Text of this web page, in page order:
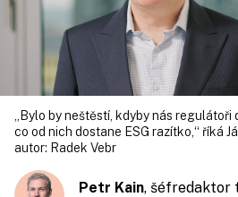
„Bylo by neštěstí, kdyby nás
co od nich dostane ESG razítko,“ říká
autor: Radek Vebr
Petr Kain, šéfredaktor